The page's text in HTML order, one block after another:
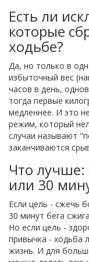
Есть ли
которые
ходьбе?
Да, но только в
избыточный вес
часов в день,
тогда первые
медленнее. И это
режим, который
случаи называют
заканчиваются
Что лучше:
или 30
Если цель - сжечь
30 минут бега
Но если цель -
привычка - ходьба
жизнь. И для